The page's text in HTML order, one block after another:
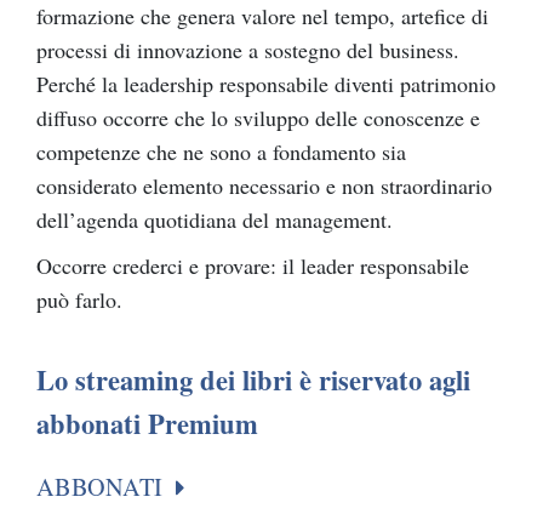
formazione che genera valore nel tempo, artefice di
processi di innovazione a sostegno del business.
Perché la leadership responsabile diventi patrimonio
diffuso occorre che lo sviluppo delle conoscenze e
competenze che ne sono a fondamento sia
considerato elemento necessario e non straordinario
dell’agenda quotidiana del management.
Occorre crederci e provare: il leader responsabile
può farlo.
Lo streaming dei libri è riservato agli
abbonati Premium
ABBONATI